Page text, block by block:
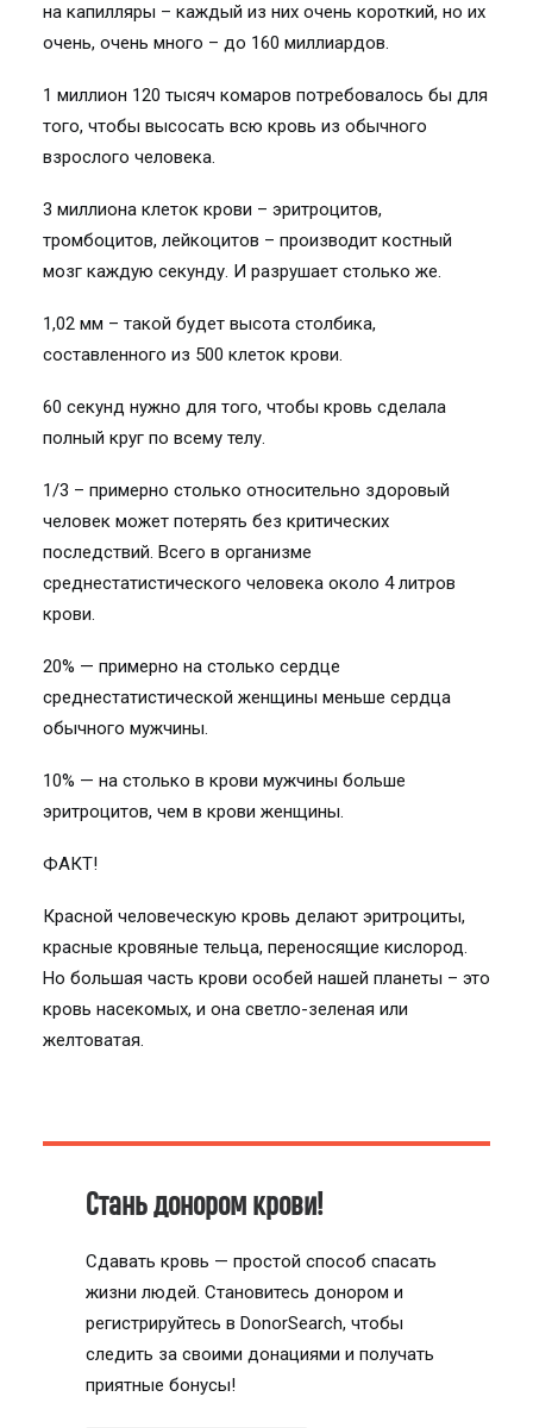
на капилляры – каждый из них очень короткий, но их
очень, очень много – до 160 миллиардов.
1 миллион 120 тысяч комаров потребовалось бы для
того, чтобы высосать всю кровь из обычного
взрослого человека.
3 миллиона клеток крови – эритроцитов,
тромбоцитов, лейкоцитов – производит костный
мозг каждую секунду. И разрушает столько же.
1,02 мм – такой будет высота столбика,
составленного из 500 клеток крови.
60 секунд нужно для того, чтобы кровь сделала
полный круг по всему телу.
1/3 – примерно столько относительно здоровый
человек может потерять без критических
последствий. Всего в организме
среднестатистического человека около 4 литров
крови.
20% — примерно на столько сердце
среднестатистической женщины меньше сердца
обычного мужчины.
10% — на столько в крови мужчины больше
эритроцитов, чем в крови женщины.
ФАКТ!
Красной человеческую кровь делают эритроциты,
красные кровяные тельца, переносящие кислород.
Но большая часть крови особей нашей планеты – это
кровь насекомых, и она светло-зеленая или
желтоватая.
Стань донором крови!
Сдавать кровь — простой способ спасать
жизни людей. Становитесь донором и
регистрируйтесь в DonorSearch, чтобы
следить за своими донациями и получать
приятные бонусы!